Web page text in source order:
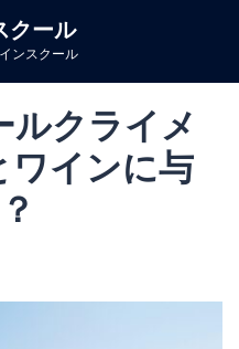
クール
ンスクール
ルクライメ
ワインに与